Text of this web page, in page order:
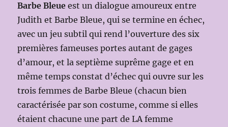
Barbe Bleueest un dialogue amoureux entre
Judith et Barbe Bleue, qui se termine en échec,
avec un jeu subtil qui rend l’ouverture des six
premières fameuses portes autant de gages
d’amour, et la septième suprême gage et en
même temps constat d’échec qui ouvre sur les
trois femmes de Barbe Bleue (chacun bien
caractérisée par son costume, comme si elles
étaient chacune une part de LA femme